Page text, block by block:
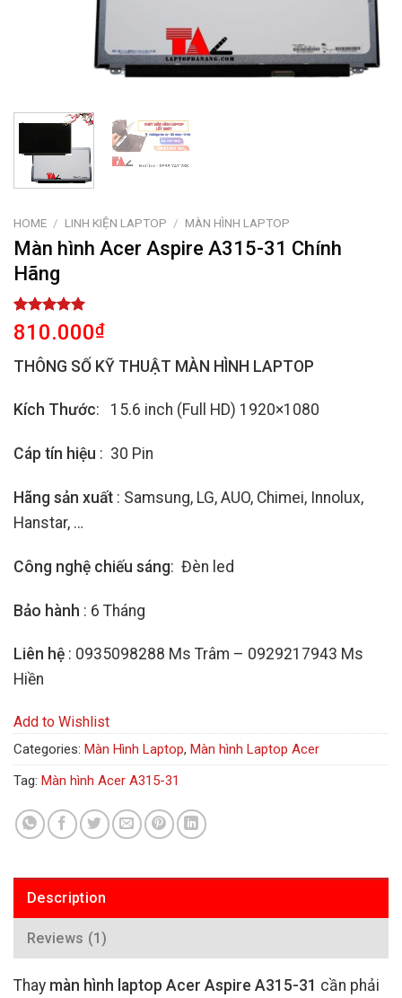
HOME / LINH KIỆN LAPTOP / MÀN HÌNH LAPTOP
Màn hình Acer Aspire A315-31 Chính
Hãng
Rated
5.00
out of 5
based on
1
customer
810.000₫
THÔNG SỐ KỸ THUẬT MÀN HÌNH LAPTOP
Kích Thước: 15.6 inch (Full HD) 1920×1080
Cáp tín hiệu : 30 Pin
Hãng sản xuất : Samsung, LG, AUO, Chimei, Innolux,
Hanstar, …
Công nghệ chiếu sáng: Đèn led
Bảo hành : 6 Tháng
Liên hệ : 0935098288 Ms Trâm – 0929217943 Ms
Hiền
Add to Wishlist
Categories: Màn Hình Laptop, Màn hình Laptop Acer
Tag: Màn hình Acer A315-31
Description
Reviews (1)
Thay màn hình laptop Acer Aspire A315-31 cần phải